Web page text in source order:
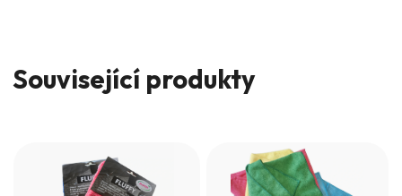
Související produkty